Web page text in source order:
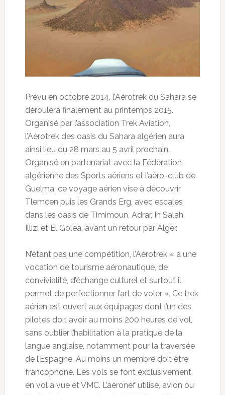
Prévu en octobre 2014, l’Aérotrek du Sahara se
déroulera finalement au printemps 2015.
Organisé par l’association Trek Aviation,
l’Aérotrek des oasis du Sahara algérien aura
ainsi lieu du 28 mars au 5 avril prochain.
Organisé en partenariat avec la Fédération
algérienne des Sports aériens et l’aéro-club de
Guelma, ce voyage aérien vise à découvrir
Tlemcen puis les Grands Erg, avec escales
dans les oasis de Timimoun, Adrar, In Salah,
Illizi et El Goléa, avant un retour par Alger.
N’étant pas une compétition, l’Aérotrek « a une
vocation de tourisme aéronautique, de
convivialité, d’échange culturel et surtout il
permet de perfectionner l’art de voler ». Ce trek
aérien est ouvert aux équipages dont l’un des
pilotes doit avoir au moins 200 heures de vol,
sans oublier l’habilitation à la pratique de la
langue anglaise, notamment pour la traversée
de l’Espagne. Au moins un membre doit être
francophone. Les vols se font exclusivement
en vol à vue et VMC. L’aéronef utilisé, avion ou